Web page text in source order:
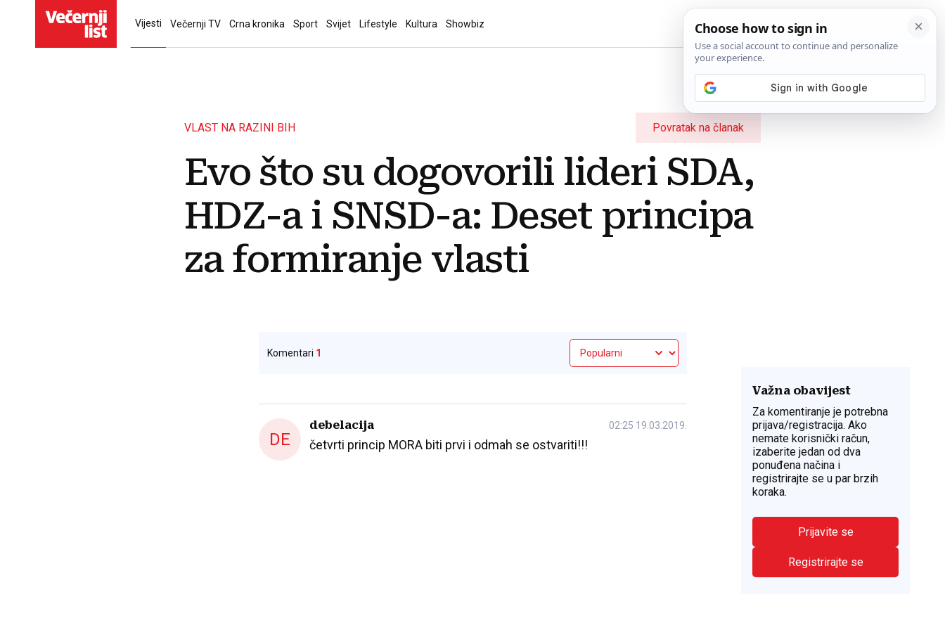
Vijesti Večernji TV Crna kronika Sport Svijet Lifestyle Kultura Showbiz
VLAST NA RAZINI BIH Povratak na članak
Evo što su dogovorili lideri SDA,
HDZ-a i SNSD-a: Deset principa
za formiranje vlasti
Komentari 1
DE
debelacija 02:25 19.03.2019.
četvrti princip MORA biti prvi i odmah se ostvariti!!!
Važna obavijest
Za komentiranje je potrebna
prijava/registracija. Ako
nemate korisnički račun,
izaberite jedan od dva
ponuđena načina i
registrirajte se u par brzih
koraka.
Prijavite se
Registrirajte se